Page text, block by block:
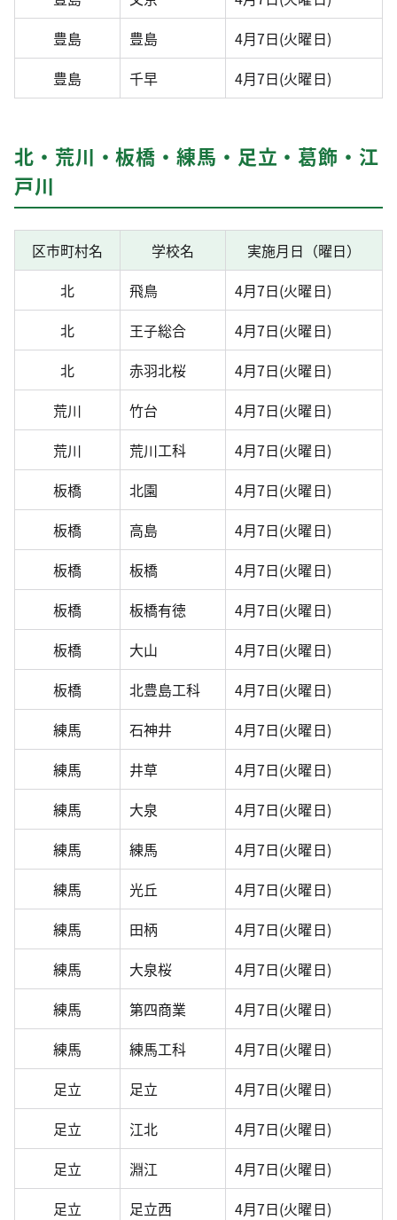
豊島
豊島
4月7日(火曜日)
豊島
千早 4月7日(火曜日)
北・荒川・板橋・練馬・足立・葛飾・江
戸川
区市町村名 学校名
実施月日（曜日）
北
飛鳥
4月7日(火曜日)
北
王子総合
4月7日(火曜日)
北
赤羽北桜
4月7日(火曜日)
荒川
竹台
4月7日(火曜日)
荒川
荒川工科
4月7日(火曜日)
板橋
北園
4月7日(火曜日)
板橋
高島
4月7日(火曜日)
板橋
板橋
4月7日(火曜日)
板橋
板橋有徳
4月7日(火曜日)
板橋
大山
4月7日(火曜日)
板橋
北豊島工科
4月7日(火曜日)
練馬
石神井
4月7日(火曜日)
練馬
井草
4月7日(火曜日)
練馬
大泉
4月7日(火曜日)
練馬
練馬
4月7日(火曜日)
練馬
光丘
4月7日(火曜日)
練馬
田柄
4月7日(火曜日)
練馬
大泉桜
4月7日(火曜日)
練馬
第四商業
4月7日(火曜日)
練馬
練馬工科
4月7日(火曜日)
足立
足立
4月7日(火曜日)
足立
江北
4月7日(火曜日)
足立
淵江
4月7日(火曜日)
足立
足立西
4月7日(火曜日)